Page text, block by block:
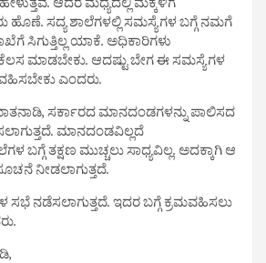
ಆದರೆ ಮಧ್ಯದಲ್ಲಿ ಮಕ್ಕಳಿಗೆ
ಸದ್ಯ ಶಾಲೆಗಳಲ್ಲಿ ಸಮಸ್ಯೆಗಳ ಬಗ್ಗೆ ನಮಗೆ
ಸಿಗುತ್ತಿಲ್ಲ ಯಾಕೆ. ಅಧಿಕಾರಿಗಳು
ಮಾಡಬೇಕು. ಆದಷ್ಟು ಬೇಗ ಈ ಸಮಸ್ಯೆಗಳ
ಎಂದರು.
ಸರ್ಕಾರದ ಮಾನದಂಡಗಳನ್ನು ‌ಪಾಲಿಸದ
ಮಾನದಂಡವಿಲ್ಲದೆ
ಬಗ್ಗೆ ತಕ್ಷಣ ಮುಚ್ಚಲು ಸಾಧ್ಯವಿಲ್ಲ. ಅದಕ್ಕಾಗಿ ಆ
ನೀಡಲಾಗುತ್ತದೆ.
ಸಭೆ ನಡೆಸಲಾಗುತ್ತದೆ. ಇದರ ಬಗ್ಗೆ ಕ್ರಮವಹಿಸಲು